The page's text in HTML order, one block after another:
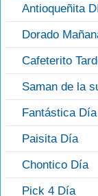
Antioqueñita
Dorado
Cafeterito
Saman de la
Fantástica Día
Paisita Día
Chontico Día
Pick 4 Día